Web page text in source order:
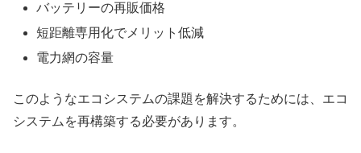
バッテリーの再販価格
短距離専用化でメリット低減
電力網の容量
このようなエコシステムの課題を解決するためには、エコ
システムを再構築する必要があります。